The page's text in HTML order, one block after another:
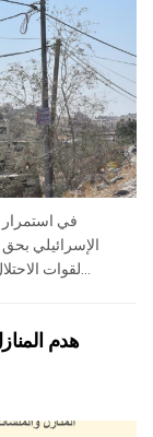
في استمرار
الإسرائيلي
لقوات الاحتلال، صباح اليوم الأربعاء 6 آب 2025، عملية هدم واسعة...
هدم